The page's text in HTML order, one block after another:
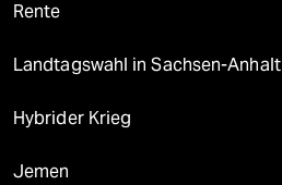
Rente
Landtagswahl in Sachsen-Anhalt
Hybrider Krieg
Jemen